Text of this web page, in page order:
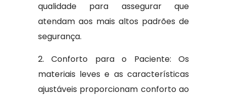
qualidade para assegurar que
atendam aos mais altos padrões de
segurança.
2. Conforto para o Paciente: Os
materiais leves e as características
ajustáveis proporcionam conforto ao